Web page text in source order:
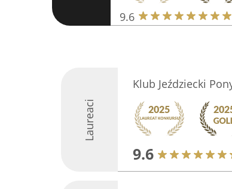
9.6
Laureaci
Klub Jeździecki
9.6